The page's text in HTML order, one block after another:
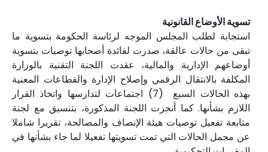
تسوية الأوضاع القانونية
استجابة لطلب المجلس الموجه لرئاسة الحكومة بتسوية ما
تبقى من حالات عالقة، صدرت لفائدة أصحابها توصيات بتسوية
أوضاعهم الإدارية والمالية، عقدت اللجنة التقنية بالوزارة
المكلفة بالانتقال الرقمي وإصلاح الإدارة والقطاعات المعنية
بهذه الحالات السبع (7) اجتماعات لتدارسها واتخاذ القرار
اللازم بشأنها. كما أنجزت اللجنة المذكورة، بتنسيق مع لجنة
متابعة تفعيل توصيات هيئة الإنصاف والمصالحة، تقريرا شاملا
عن مجمل الحالات التي تمت تسويتها تفعيلا لما جاء بشأنها في